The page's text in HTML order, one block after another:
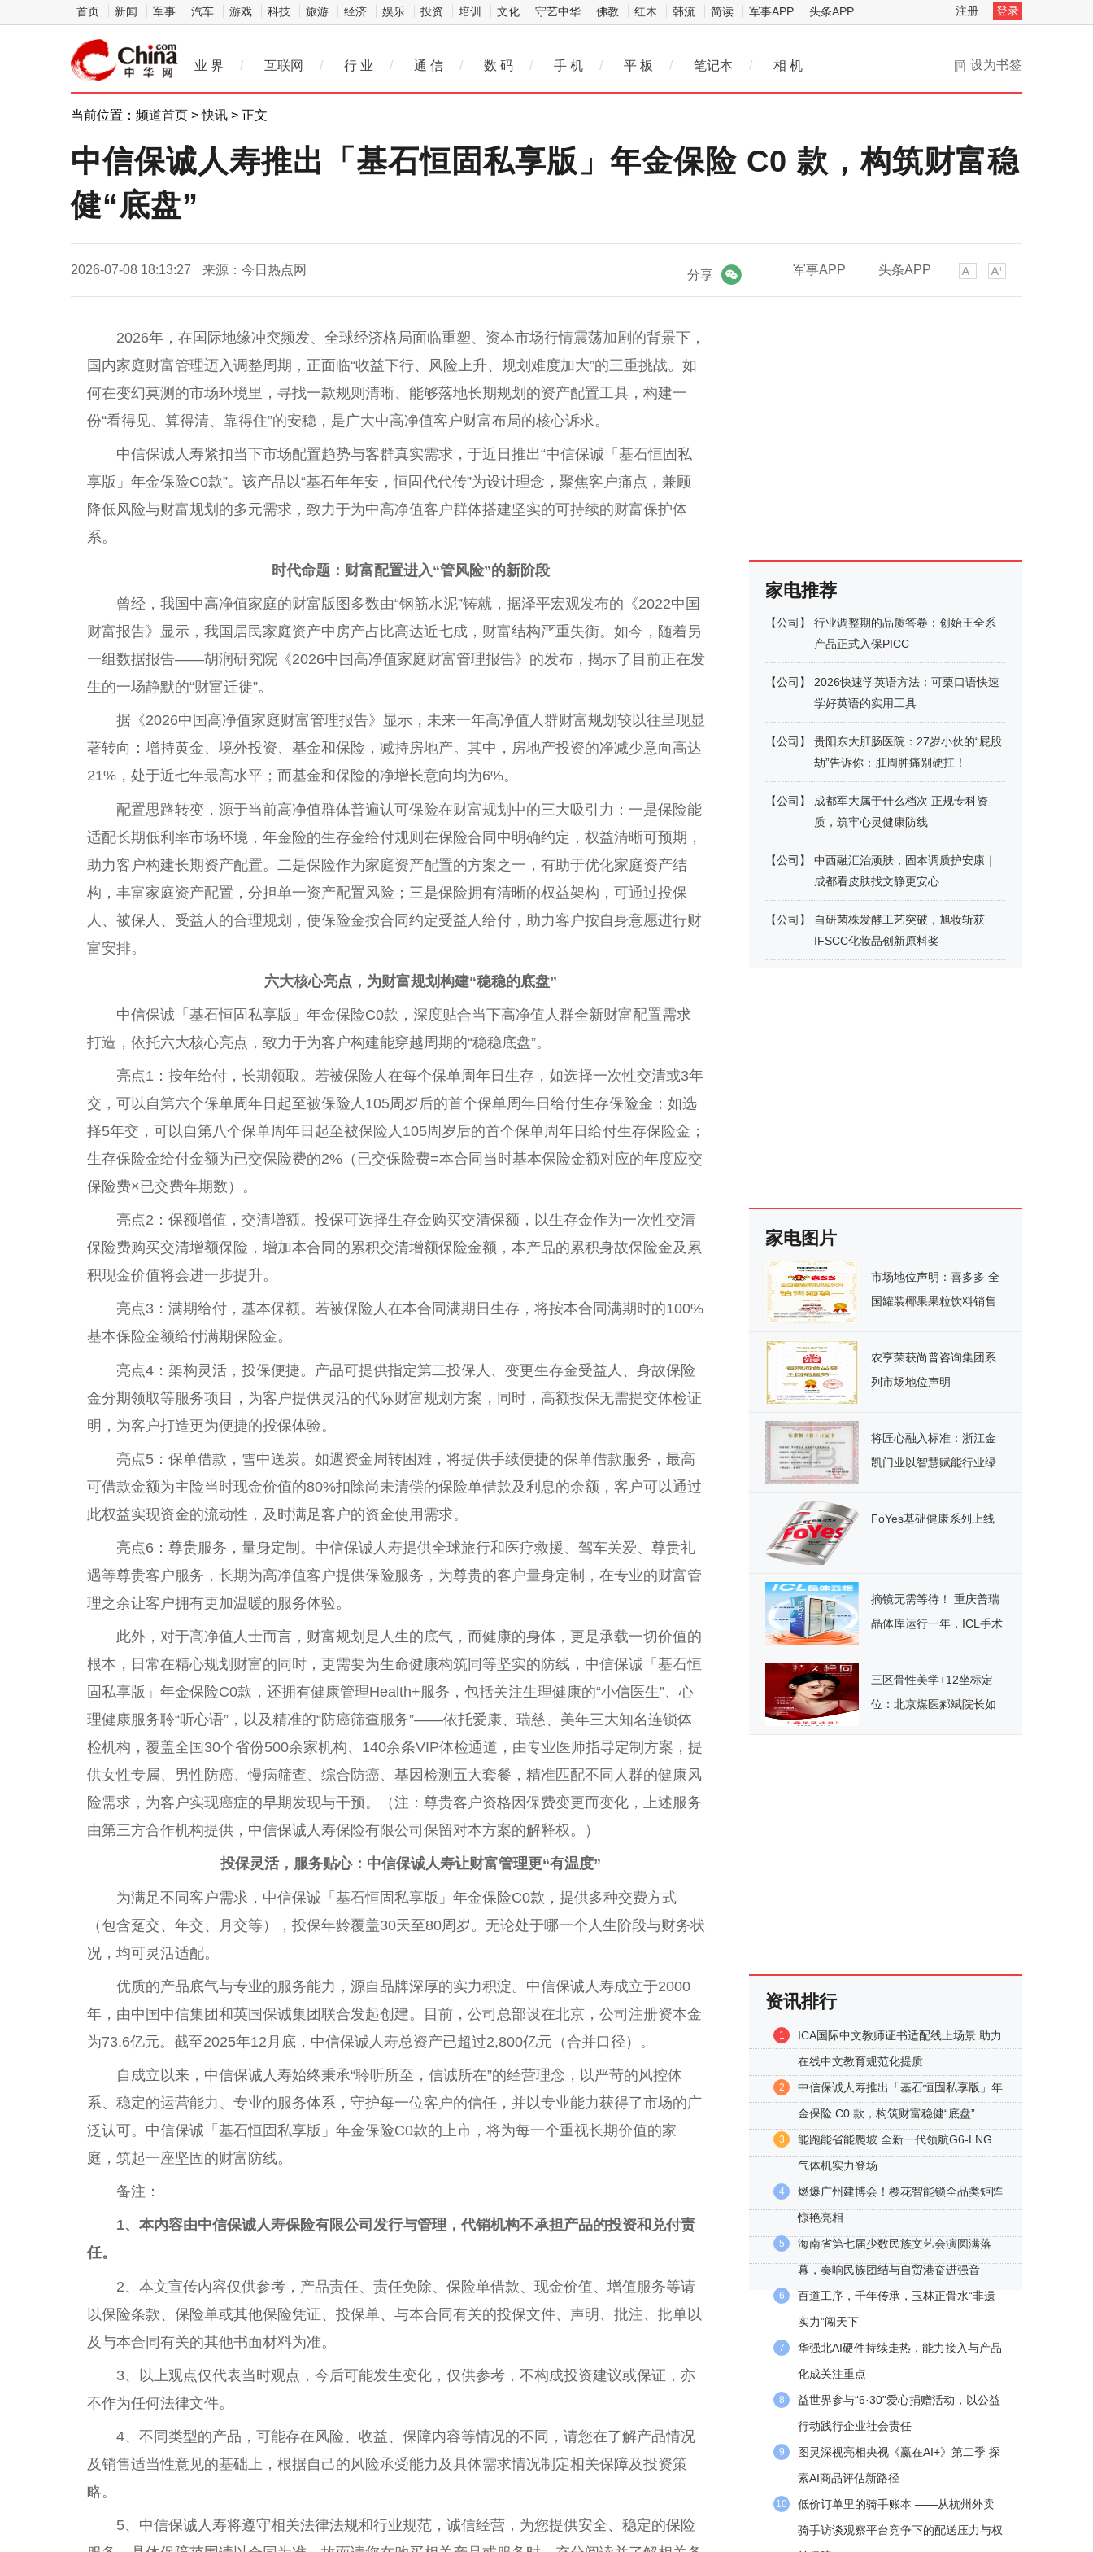
首页 新闻 军事 汽车 游戏 科技 旅游 经济 娱乐 投资 培训 文化 守艺中华 佛教 红木 韩流 简读 军事APP 头条APP 注册 登录
设为书签
业 界 / 互联网 / 行 业 / 通 信 / 数 码 / 手 机 / 平 板 / 笔记本 / 相 机
当前位置： 频道首页 >快讯 > 正文
中信保诚人寿推出「基石恒固私享版」年金保险 C0 款，构筑财富稳
健“底盘”
2026-07-08 18:13:27 来源：今日热点网 军事APP 头条APP
分享
2026年，在国际地缘冲突频发、全球经济格局面临重塑、资本市场行情震荡加剧的背景下，
国内家庭财富管理迈入调整周期，正面临“收益下行、风险上升、规划难度加大”的三重挑战。如
何在变幻莫测的市场环境里，寻找一款规则清晰、能够落地长期规划的资产配置工具，构建一
份“看得见、算得清、靠得住”的安稳，是广大中高净值客户财富布局的核心诉求。
中信保诚人寿紧扣当下市场配置趋势与客群真实需求，于近日推出“中信保诚「基石恒固私
享版」年金保险C0款”。该产品以“基石年年安，恒固代代传”为设计理念，聚焦客户痛点，兼顾
降低风险与财富规划的多元需求，致力于为中高净值客户群体搭建坚实的可持续的财富保护体
系。
时代命题：财富配置进入“管风险”的新阶段
曾经，我国中高净值家庭的财富版图多数由“钢筋水泥”铸就，据泽平宏观发布的《2022中国
财富报告》显示，我国居民家庭资产中房产占比高达近七成，财富结构严重失衡。如今，随着另
一组数据报告——胡润研究院《2026中国高净值家庭财富管理报告》的发布，揭示了目前正在发
生的一场静默的“财富迁徙”。
据《2026中国高净值家庭财富管理报告》显示，未来一年高净值人群财富规划较以往呈现显
著转向：增持黄金、境外投资、基金和保险，减持房地产。其中，房地产投资的净减少意向高达
21%，处于近七年最高水平；而基金和保险的净增长意向均为6%。
配置思路转变，源于当前高净值群体普遍认可保险在财富规划中的三大吸引力：一是保险能
适配长期低利率市场环境，年金险的生存金给付规则在保险合同中明确约定，权益清晰可预期，
助力客户构建长期资产配置。二是保险作为家庭资产配置的方案之一，有助于优化家庭资产结
构，丰富家庭资产配置，分担单一资产配置风险；三是保险拥有清晰的权益架构，可通过投保
人、被保人、受益人的合理规划，使保险金按合同约定受益人给付，助力客户按自身意愿进行财
富安排。
六大核心亮点， 为财富规划构建“稳稳的底盘”
中信保诚「基石恒固私享版」年金保险C0款，深度贴合当下高净值人群全新财富配置需求
打造，依托六大核心亮点，致力于为客户构建能穿越周期的“稳稳底盘”。
亮点1：按年给付，长期领取。若被保险人在每个保单周年日生存，如选择一次性交清或3年
交，可以自第六个保单周年日起至被保险人105周岁后的首个保单周年日给付生存保险金；如选
择5年交，可以自第八个保单周年日起至被保险人105周岁后的首个保单周年日给付生存保险金；
生存保险金给付金额为已交保险费的2%（已交保险费=本合同当时基本保险金额对应的年度应交
保险费×已交费年期数）。
亮点2：保额增值，交清增额。投保可选择生存金购买交清保额，以生存金作为一次性交清
保险费购买交清增额保险，增加本合同的累积交清增额保险金额，本产品的累积身故保险金及累
积现金价值将会进一步提升。
亮点3：满期给付，基本保额。若被保险人在本合同满期日生存，将按本合同满期时的100%
基本保险金额给付满期保险金。
亮点4：架构灵活，投保便捷。产品可提供指定第二投保人、变更生存金受益人、身故保险
金分期领取等服务项目，为客户提供灵活的代际财富规划方案，同时，高额投保无需提交体检证
明，为客户打造更为便捷的投保体验。
亮点5：保单借款，雪中送炭。如遇资金周转困难，将提供手续便捷的保单借款服务，最高
可借款金额为主险当时现金价值的80%扣除尚未清偿的保险单借款及利息的余额，客户可以通过
此权益实现资金的流动性，及时满足客户的资金使用需求。
亮点6：尊贵服务，量身定制。中信保诚人寿提供全球旅行和医疗救援、驾车关爱、尊贵礼
遇等尊贵客户服务，长期为高净值客户提供保险服务，为尊贵的客户量身定制，在专业的财富管
理之余让客户拥有更加温暖的服务体验。
此外，对于高净值人士而言，财富规划是人生的底气，而健康的身体，更是承载一切价值的
根本，日常在精心规划财富的同时，更需要为生命健康构筑同等坚实的防线，中信保诚「基石恒
固私享版」年金保险C0款，还拥有健康管理Health+服务，包括关注生理健康的“小信医生”、心
理健康服务聆“听心语”，以及精准的“防癌筛查服务”——依托爱康、瑞慈、美年三大知名连锁体
检机构，覆盖全国30个省份500余家机构、140余条VIP体检通道，由专业医师指导定制方案，提
供女性专属、男性防癌、慢病筛查、综合防癌、基因检测五大套餐，精准匹配不同人群的健康风
险需求，为客户实现癌症的早期发现与干预。（注：尊贵客户资格因保费变更而变化，上述服务
由第三方合作机构提供，中信保诚人寿保险有限公司保留对本方案的解释权。）
投保灵活，服务贴心： 中信保诚人寿让财富管理更“有温度”
为满足不同客户需求，中信保诚「基石恒固私享版」年金保险C0款，提供多种交费方式
（包含趸交、年交、月交等），投保年龄覆盖30天至80周岁。无论处于哪一个人生阶段与财务状
况，均可灵活适配。
优质的产品底气与专业的服务能力，源自品牌深厚的实力积淀。中信保诚人寿成立于2000
年，由中国中信集团和英国保诚集团联合发起创建。目前，公司总部设在北京，公司注册资本金
为73.6亿元。截至2025年12月底，中信保诚人寿总资产已超过2,800亿元（合并口径）。
自成立以来，中信保诚人寿始终秉承“聆听所至，信诚所在”的经营理念，以严苛的风控体
系、稳定的运营能力、专业的服务体系，守护每一位客户的信任，并以专业能力获得了市场的广
泛认可。中信保诚「基石恒固私享版」年金保险C0款的上市，将为每一个重视长期价值的家
庭，筑起一座坚固的财富防线。
备注：
1、 本内容由中信保诚人寿保险有限公司发行与管理，代销机构不承担产品的投资和兑付责
任。
2、本文宣传内容仅供参考，产品责任、责任免除、保险单借款、现金价值、增值服务等请
以保险条款、保险单或其他保险凭证、投保单、与本合同有关的投保文件、声明、批注、批单以
及与本合同有关的其他书面材料为准。
3、以上观点仅代表当时观点，今后可能发生变化，仅供参考，不构成投资建议或保证，亦
不作为任何法律文件。
4、不同类型的产品，可能存在风险、收益、保障内容等情况的不同，请您在了解产品情况
及销售适当性意见的基础上，根据自己的风险承受能力及具体需求情况制定相关保障及投资策
略。
5、中信保诚人寿将遵守相关法律法规和行业规范，诚信经营，为您提供安全、稳定的保险
家电推荐
【公司 】
行业调整期的品质答卷：创始王全系
产品正式入保PICC
【公司 】
2026快速学英语方法：可栗口语快速
学好英语的实用工具
【公司 】
贵阳东大肛肠医院：27岁小伙的“屁股
劫”告诉你：肛周肿痛别硬扛！
【公司 】
成都军大属于什么档次 正规专科资
质，筑牢心灵健康防线
【公司 】
中西融汇治顽肤，固本调质护安康｜
成都看皮肤找文静更安心
【公司 】
自研菌株发酵工艺突破，旭妆斩获
IFSCC化妆品创新原料奖
家电图片
市场地位声明：喜多多 全
国罐装椰果果粒饮料销售
农亨荣获尚普咨询集团系
列市场地位声明
将匠心融入标准：浙江金
凯门业以智慧赋能行业绿
FoYes基础健康系列上线
摘镜无需等待！ 重庆普瑞
晶体库运行一年，ICL手术
三区骨性美学+12坐标定
位：北京煤医郝斌院长如
资讯排行
1
ICA国际中文教师证书适配线上场景 助力
在线中文教育规范化提质
2
中信保诚人寿推出「基石恒固私享版」年
金保险 C0 款，构筑财富稳健“底盘”
3
能跑能省能爬坡 全新一代领航G6-LNG
气体机实力登场
4
燃爆广州建博会！樱花智能锁全品类矩阵
惊艳亮相
5
海南省第七届少数民族文艺会演圆满落
幕，奏响民族团结与自贸港奋进强音
6
百道工序，千年传承，玉林正骨水“非遗
实力”闯天下
7
华强北AI硬件持续走热，能力接入与产品
化成关注重点
8
益世界参与“6·30”爱心捐赠活动，以公益
行动践行企业社会责任
9
图灵深视亮相央视《赢在AI+》第二季 探
索AI商品评估新路径
10
低价订单里的骑手账本 ——从杭州外卖
骑手访谈观察平台竞争下的配送压力与权